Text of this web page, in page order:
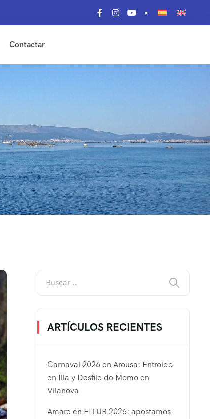
Contactar
ARTÍCULOS RECIENTES
Carnaval 2026 en Arousa: Entroido
en Illa y Desfile do Momo en
Vilanova
Amare en FITUR 2026: apostamos